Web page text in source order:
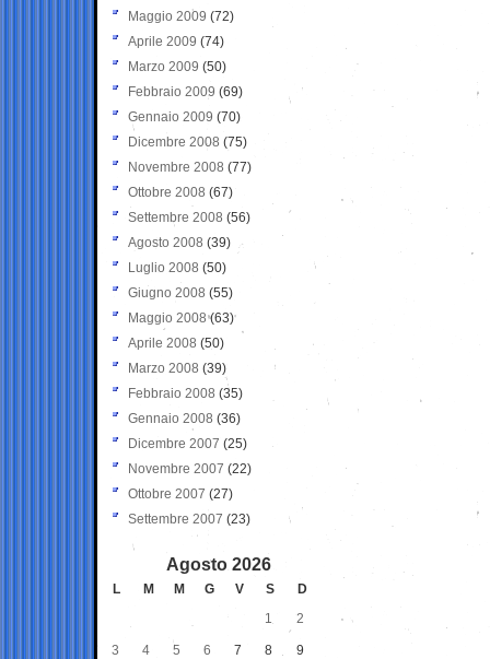
Maggio 2009 (72)
Aprile 2009 (74)
Marzo 2009 (50)
Febbraio 2009 (69)
Gennaio 2009 (70)
Dicembre 2008 (75)
Novembre 2008 (77)
Ottobre 2008 (67)
Settembre 2008 (56)
Agosto 2008 (39)
Luglio 2008 (50)
Giugno 2008 (55)
Maggio 2008(63)
Aprile 2008 (50)
Marzo 2008 (39)
Febbraio 2008 (35)
Gennaio 2008 (36)
Dicembre 2007 (25)
Novembre 2007 (22)
Ottobre 2007 (27)
Settembre 2007 (23)
Agosto 2026
L M M G V S
D
1
2
3 4 5 6 7 8 9